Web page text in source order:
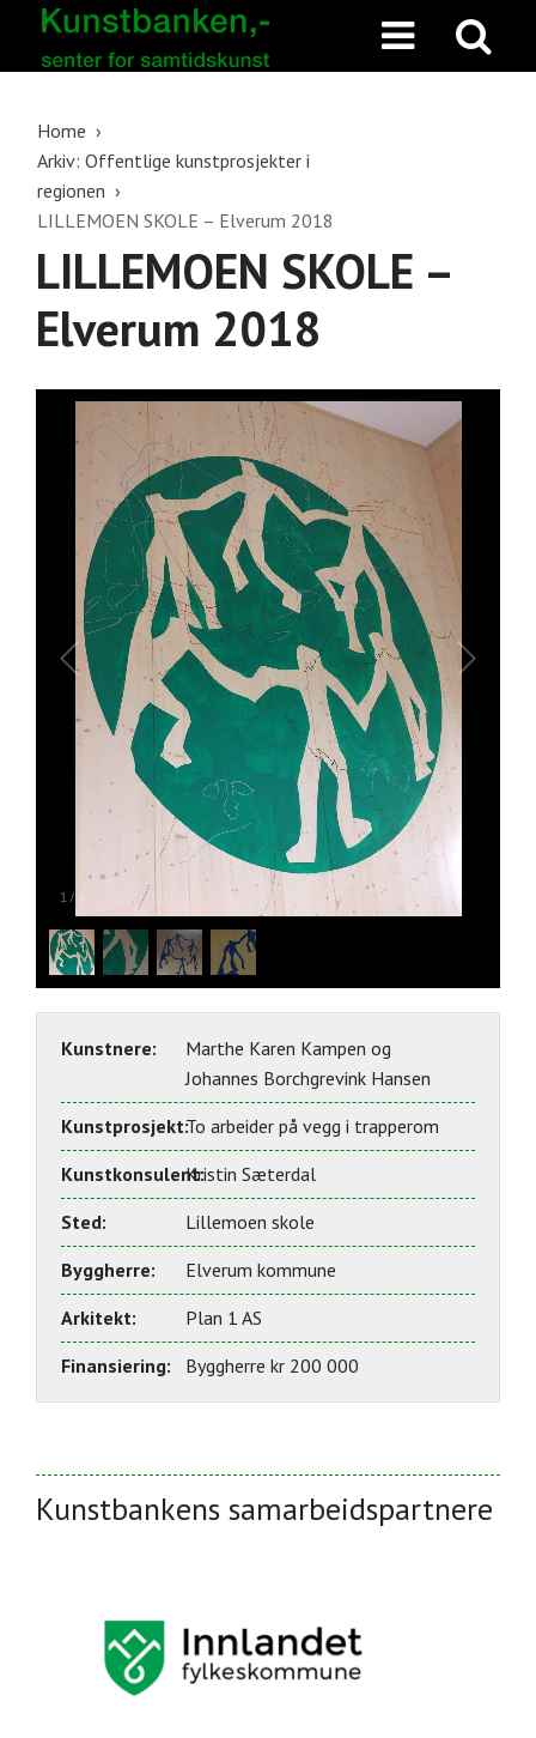
Home
Arkiv: Offentlige kunstprosjekter i
regionen
LILLEMOEN SKOLE – Elverum 2018
LILLEMOEN SKOLE –
Elverum 2018
1 /
Kunstnere:
Marthe Karen Kampen og
Johannes Borchgrevink Hansen
Kunstprosjekt:To arbeider på vegg i trapperom
Kunstkonsulent:Kristin Sæterdal
Sted:
Lillemoen skole
Byggherre:
Elverum kommune
Arkitekt:
Plan 1 AS
Finansiering:
Byggherre kr 200 000
Kunstbankens samarbeidspartnere